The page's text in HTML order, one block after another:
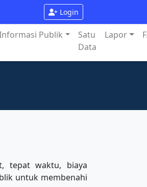
Login
Publik
Satu
Data
Lapor
tepat waktu, biaya
untuk membenahi